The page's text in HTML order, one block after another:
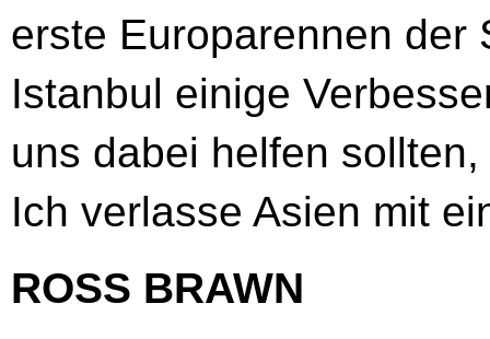
erste Europarennen der
Istanbul einige
uns dabei helfen
Ich verlasse Asien mit
ROSS BRAWN